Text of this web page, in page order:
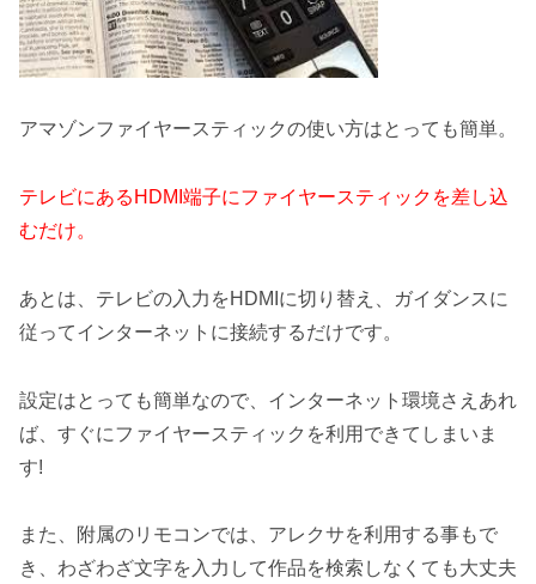
アマゾンファイヤースティックの使い方はとっても簡単。
テレビにあるHDMI端子にファイヤースティックを差し込
むだけ。
あとは、テレビの入力をHDMIに切り替え、ガイダンスに
従ってインターネットに接続するだけです。
設定はとっても簡単なので、インターネット環境さえあれ
ば、すぐにファイヤースティックを利用できてしまいま
す!
また、附属のリモコンでは、アレクサを利用する事もで
き、わざわざ文字を入力して作品を検索しなくても大丈夫